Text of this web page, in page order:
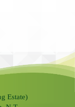
Estate)